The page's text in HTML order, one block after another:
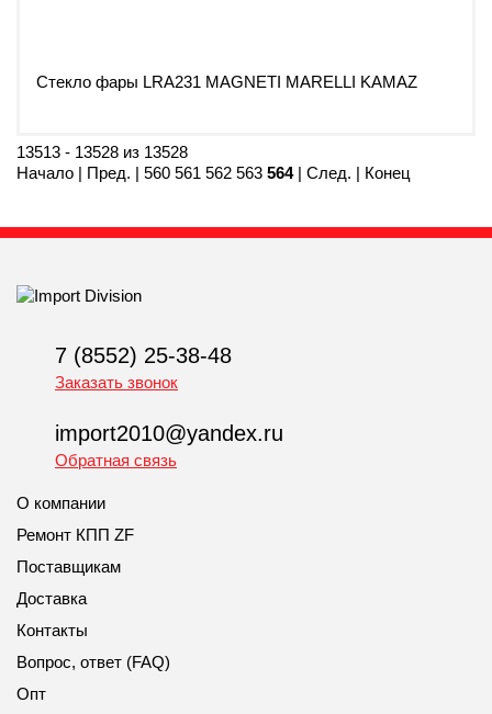
Стекло фары LRA231 MAGNETI MARELLI KAMAZ
13513 - 13528 из 13528
Начало | Пред. | 560 561 562 563 564| След. | Конец
7 (8552) 25-38-48
Заказать звонок
import2010@yandex.ru
Обратная связь
О компании
Ремонт КПП ZF
Поставщикам
Доставка
Контакты
Вопрос, ответ (FAQ)
Опт